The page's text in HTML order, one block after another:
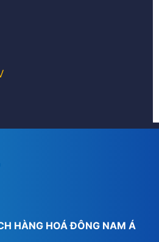
HÀNG HOÁ ĐÔNG NAM Á